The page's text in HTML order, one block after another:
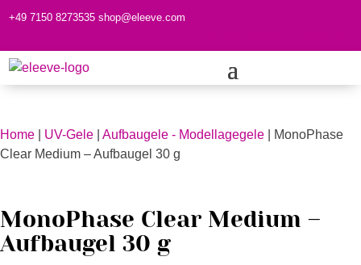
+49 7150 8273535 shop@eleeve.com
Home UV-Gele Aufbaugele - Modellagegele | MonoPhase
Clear Medium – Aufbaugel 30 g
MonoPhase Clear Medium –
Aufbaugel 30 g